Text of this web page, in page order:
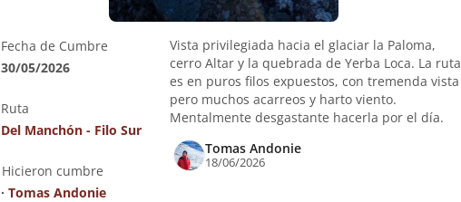
Fecha de Cumbre
30/05/2026
Ruta
Del Manchón - Filo Sur
Hicieron cumbre
∙ Tomas Andonie
Vista privilegiada hacia el glaciar la Paloma,
cerro Altar y la quebrada de Yerba Loca. La ruta
es en puros filos expuestos, con tremenda vista
pero muchos acarreos y harto viento.
Mentalmente desgastante hacerla por el día.
Tomas Andonie
18/06/2026